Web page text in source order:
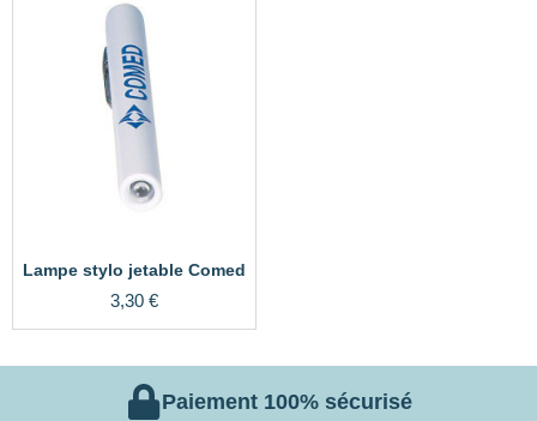
Lampe stylo jetable Comed
3,30 €
Paiement 100% sécurisé